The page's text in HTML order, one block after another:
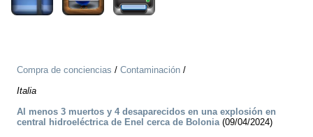
Compra de conciencias / Contaminación /
Italia
Al menos 3 muertos y 4 desaparecidos en una explosión en
central hidroeléctrica de Enel cerca de Bolonia(09/04/2024)